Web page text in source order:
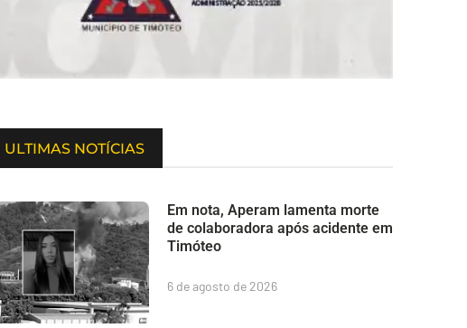
ULTIMAS NOTÍCIAS
Em nota, Aperam lamenta morte
de colaboradora após acidente em
Timóteo
6 de agosto de 2026